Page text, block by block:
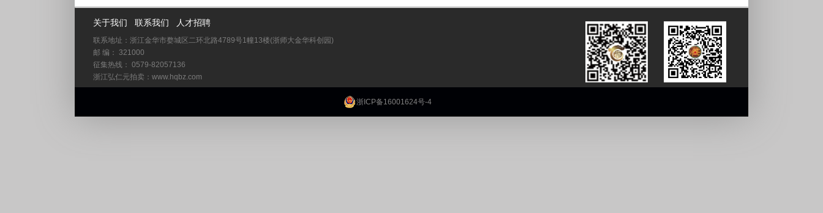
关于我们 联系我们 人才招聘
联系地址：浙江金华市婺城区二环北路4789号1幢13楼(浙师大金华科创园)
邮 编： 321000
征集热线： 0579-82057136
浙江弘仁元拍卖：www.hqbz.com
浙ICP备16001624号-4